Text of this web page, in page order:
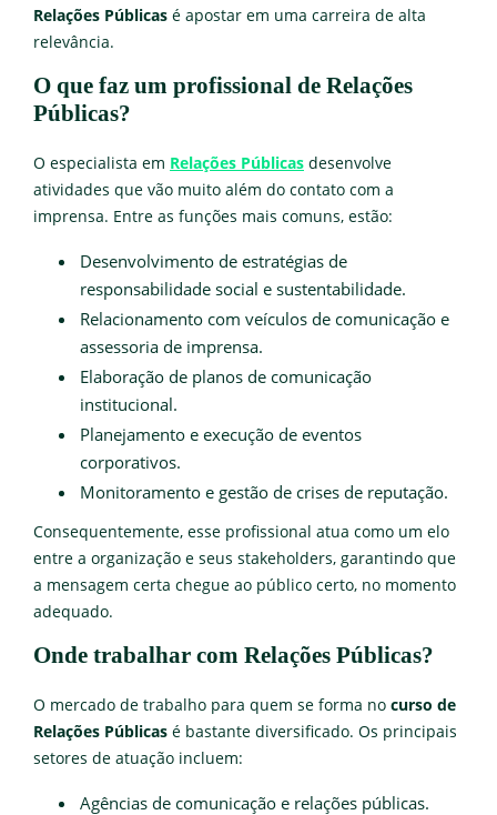
Relações Públicas é apostar em uma carreira de alta
relevância.
O que faz um profissional de Relações
Públicas?
O especialista em Relações Públicas desenvolve
atividades que vão muito além do contato com a
imprensa. Entre as funções mais comuns, estão:
Desenvolvimento de estratégias de
responsabilidade social e sustentabilidade.
Relacionamento com veículos de comunicação e
assessoria de imprensa.
Elaboração de planos de comunicação
institucional.
Planejamento e execução de eventos
corporativos.
Monitoramento e gestão de crises de reputação.
Consequentemente, esse profissional atua como um elo
entre a organização e seus stakeholders, garantindo que
a mensagem certa chegue ao público certo, no momento
adequado.
Onde trabalhar com Relações Públicas?
O mercado de trabalho para quem se forma no curso de
Relações Públicas é bastante diversificado. Os principais
setores de atuação incluem:
Agências de comunicação e relações públicas.